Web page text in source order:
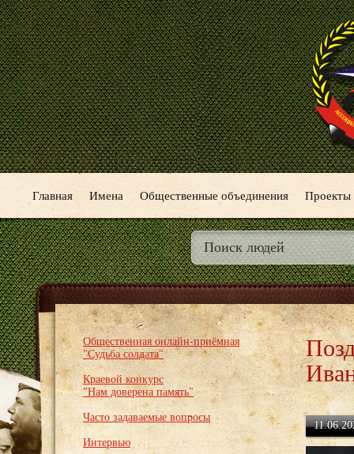
Главная Имена Общественные объединения Проекты
Общественная онлайн-приёмная
"Судьба солдата"
Краевой конкурс
"Нам доверена память"
Часто задаваемые вопросы
Интервью